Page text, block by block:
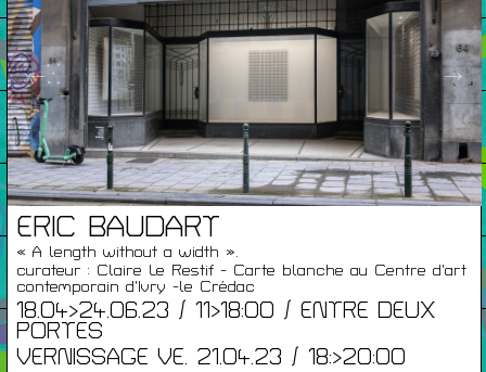
← →
ERIC BAUDART
« A length without a width ».
curateur : Claire Le Restif - Carte blanche au Centre d’art
contemporain d’Ivry -le Crédac
18.04>24.06.23 / 11>18:00 / ENTRE DEUX
PORTES
VERNISSAGE VE. 21.04.23 / 18:>20:00
Éditions
Artists Print
Podcasts
À Propos
Infos Pratiques